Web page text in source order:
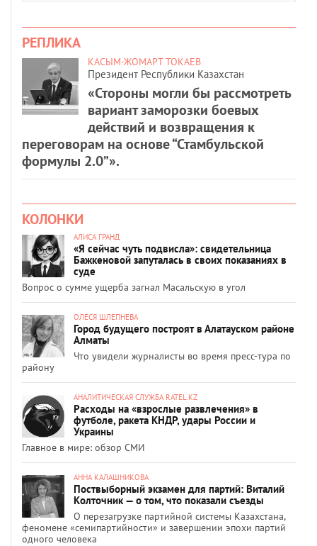
РЕПЛИКА
КАСЫМ-ЖОМАРТ ТОКАЕВ
Президент Республики Казахстан
«Стороны могли бы рассмотреть
вариант заморозки боевых
действий и возвращения к
переговорам на основе “Стамбульской
формулы 2.0”».
КОЛОНКИ
АЛИСА ГРАНД
«Я сейчас чуть подвисла»: свидетельница
Бажкеновой запуталась в своих показаниях в
суде
Вопрос о сумме ущерба загнал Масальскую в угол
ОЛЕСЯ ШЛЕПНЕВА
Город будущего построят в Алатауском районе
Алматы
Что увидели журналисты во время пресс-тура по
району
АНАЛИТИЧЕСКАЯ СЛУЖБА RATEL.KZ
Расходы на «взрослые развлечения» в
футболе, ракета КНДР, удары России и
Украины
Главное в мире: обзор СМИ
АННА КАЛАШНИКОВА
Поствыборный экзамен для партий: Виталий
Колточник — о том, что показали съезды
О перезагрузке партийной системы Казахстана,
феномене «семипартийности» и завершении эпохи партий
одного человека